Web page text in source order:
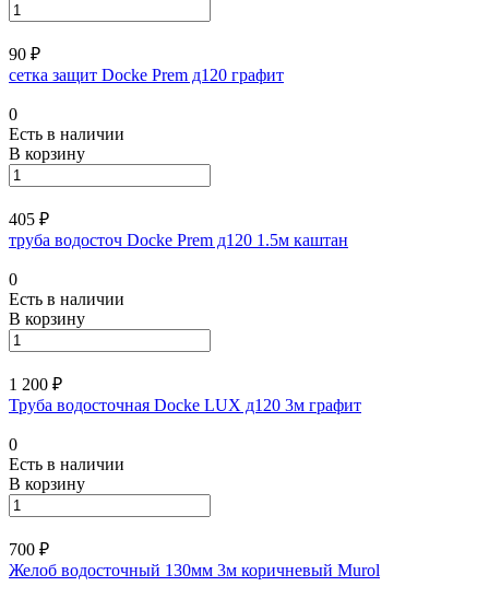
90 ₽
сетка защит Docke Prem д120 графит
0
Есть в наличии
В корзину
405 ₽
труба водосточ Docke Prem д120 1.5м каштан
0
Есть в наличии
В корзину
1 200 ₽
Труба водосточная Docke LUX д120 3м графит
0
Есть в наличии
В корзину
700 ₽
Желоб водосточный 130мм 3м коричневый Murol